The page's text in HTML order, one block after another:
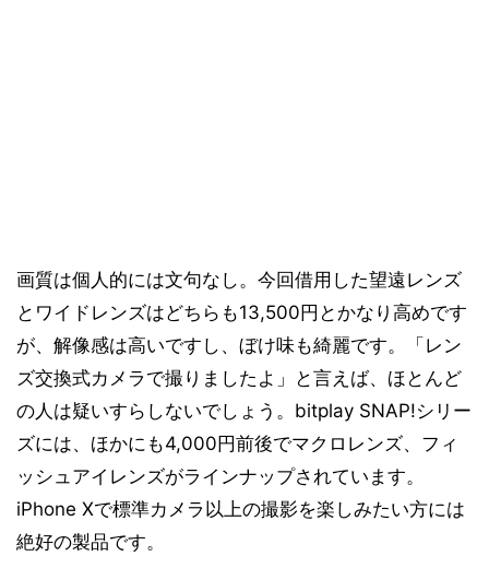
画質は個人的には文句なし。今回借用した望遠レンズ
とワイドレンズはどちらも13,500円とかなり高めです
が、解像感は高いですし、ぼけ味も綺麗です。「レン
ズ交換式カメラで撮りましたよ」と言えば、ほとんど
の人は疑いすらしないでしょう。bitplay SNAP!シリー
ズには、ほかにも4,000円前後でマクロレンズ、フィ
ッシュアイレンズがラインナップされています。
iPhone Xで標準カメラ以上の撮影を楽しみたい方には
絶好の製品です。